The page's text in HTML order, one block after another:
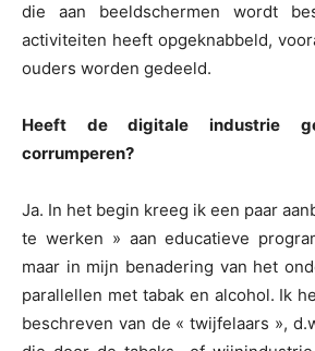
die aan beeldschermen wordt
activiteiten heeft opgeknabbeld,
ouders worden gedeeld.
Heeft de digitale industrie
corrumperen?
Ja. In het begin kreeg ik een paar
te werken » aan educatieve
maar in mijn benadering van het
parallellen met tabak en alcohol. Ik
beschreven van de « twijfelaars »,